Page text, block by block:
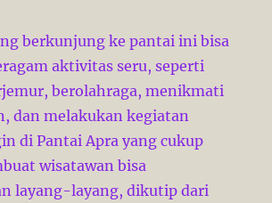
berkunjung ke pantai ini bisa
aktivitas seru, seperti
berolahraga, menikmati
dan melakukan kegiatan
di Pantai Apra yang cukup
wisatawan bisa
layang-layang, dikutip dari